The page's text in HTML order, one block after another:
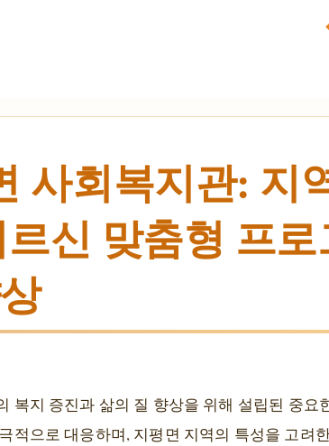
사회복지관: 지
신 맞춤형 프
복지 증진과 삶의 질 향상을 위해 설립된 중요
적으로 대응하며, 지평면 지역의 특성을 고려